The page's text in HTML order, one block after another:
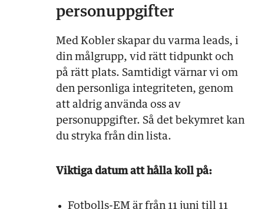
personuppgifter
Med Kobler skapar du varma leads, i
din målgrupp, vid rätt tidpunkt och
på rätt plats. Samtidigt värnar vi om
den personliga integriteten, genom
att aldrig använda oss av
personuppgifter. Så det bekymret kan
du stryka från din lista.
Viktiga datum att hålla koll på:
Fotbolls-EM är från 11 juni till 11